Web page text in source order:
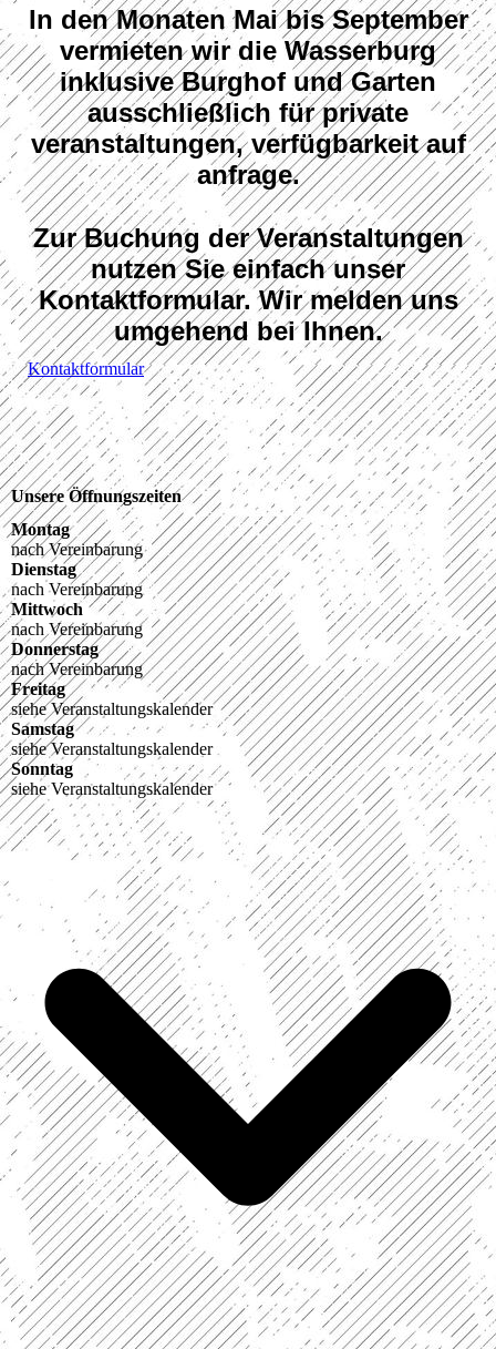
In den Monaten Mai bis September
vermieten wir die Wasserburg
inklusive Burghof und Garten
ausschließlich für private
veranstaltungen, verfügbarkeit auf
anfrage.
Zur Buchung der Veranstaltungen
nutzen Sie einfach unser
Kontaktformular. Wir melden uns
umgehend bei Ihnen.
Kontaktformular
Unsere Öffnungszeiten
Montag
nach Vereinbarung
Dienstag
nach Vereinbarung
Mittwoch
nach Vereinbarung
Donnerstag
nach Vereinbarung
Freitag
siehe Veranstaltungskalender
Samstag
siehe Veranstaltungskalender
Sonntag
siehe Veranstaltungskalender